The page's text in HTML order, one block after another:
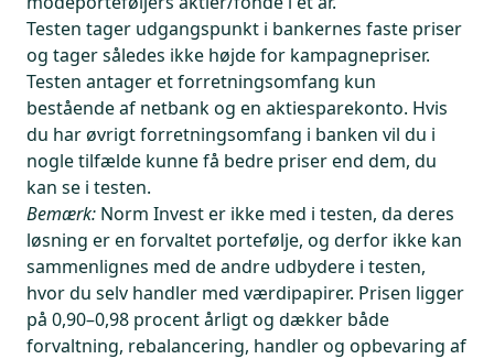
Testen tager udgangspunkt i bankernes faste priser
og tager således ikke højde for kampagnepriser.
Testen antager et forretningsomfang kun
bestående af netbank og en aktiesparekonto. Hvis
du har øvrigt forretningsomfang i banken vil du i
nogle tilfælde kunne få bedre priser end dem, du
kan se i testen.
Bemærk: Norm Invest er ikke med i testen, da deres
løsning er en forvaltet portefølje, og derfor ikke kan
sammenlignes med de andre udbydere i testen,
hvor du selv handler med værdipapirer. Prisen ligger
på 0,90–0,98 procent årligt og dækker både
forvaltning, rebalancering, handler og opbevaring af